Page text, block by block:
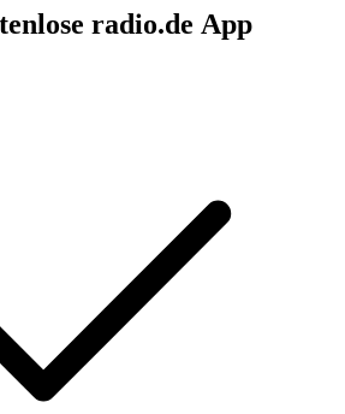
radio.de App